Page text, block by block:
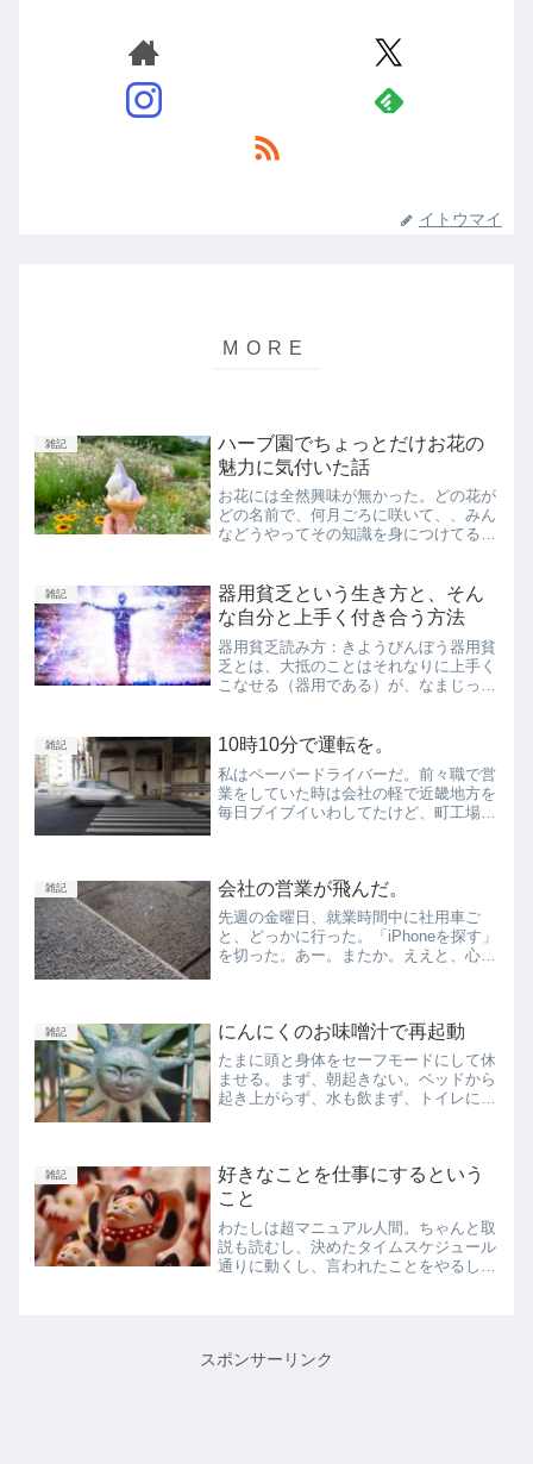
イトウマイ
雑記
ハーブ園でちょっとだけお花の
魅力に気付いた話
お花には全然興味が無かった。どの花が
どの名前で、何月ごろに咲いて、、みん
などうやってその知識を身につけてるん
る。 今回は全然乗り気じゃなかったけ
ど、友達がせっかく誘ってく...
雑記
器用貧乏という生き方と、そん
な自分と上手く付き合う方法
器用貧乏読み方：きようびんぼう器用貧
乏とは、大抵のことはそれなりに上手く
こなせる（器用である）が、なまじっか
てしまって、何においても大成できな
雑記 10時10分で運転を。
私はペーパードライバーだ。前々職で営
業をしていた時は会社の軽で近畿地方を
毎日ブイブイいわしてたけど、町工場に
こ最近では何回も書いてい...
雑記 会社の営業が飛んだ。
先週の金曜日、就業時間中に社用車ご
と、どっかに行った。「iPhoneを探す」
を切った。あー。またか。ええと、心配
しまう。次に状況が辛...
雑記 にんにくのお味噌汁で再起動
たまに頭と身体をセーフモードにして休
ませる。まず、朝起きない。ベッドから
起き上がらず、水も飲まず、トイレにも
する。このために...
雑記
好きなことを仕事にするという
こと
わたしは超マニュアル人間。ちゃんと取
説も読むし、決めたタイムスケジュール
通りに動くし、言われたことをやるし、
スポンサーリンク